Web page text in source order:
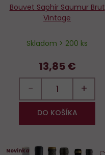
Bouvet Saphir Saumur Brut
Vintage
Skladom > 200 ks
13,85 €
− +
DO KOŠÍKA
Novinka